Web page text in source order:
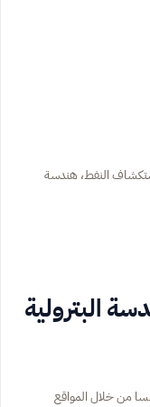
استكشاف النفط، هندسة
البترولية
من خلال المواقع